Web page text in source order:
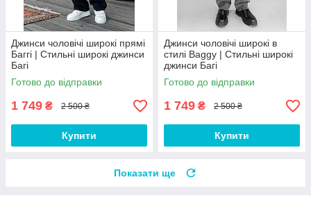
Джинси чоловічі широкі прямі
Баггі | Стильні широкі джинси
Багі
Готово до відправки
1 749 ₴ 2 500 ₴
Купити
Джинси чоловічі широкі в
стилі Baggy | Стильні широкі
джинси Багі
Готово до відправки
1 749 ₴ 2 500 ₴
Купити
Показати ще